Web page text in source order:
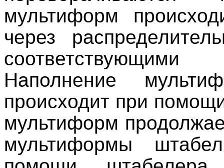
мультиформ
через
Наполнение
происходит при
мультиформ
мультиформы